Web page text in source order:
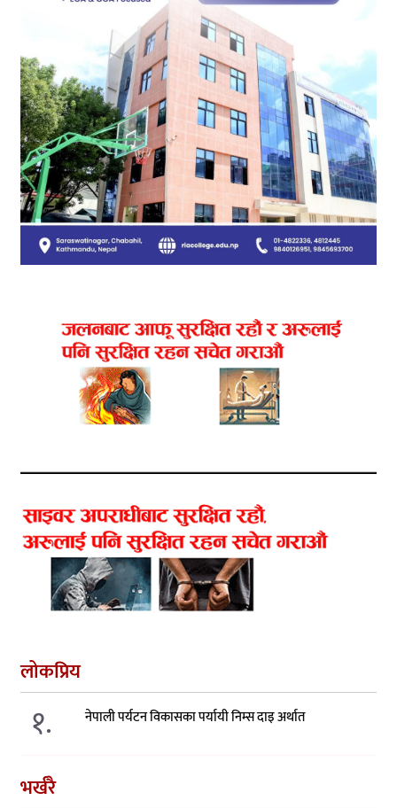
लोकप्रिय
१. नेपाली पर्यटन विकासका पर्यायी निम्स दाइ अर्थात
भर्खरै